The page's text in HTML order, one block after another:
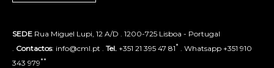
SEDE Rua Miguel Lupi, 12 A/D . 1200-725 Lisboa - Portugal
Contactos: info@cml.pt . Tel. +351 21 395 47 81* . Whatsapp +351 910
343 979**